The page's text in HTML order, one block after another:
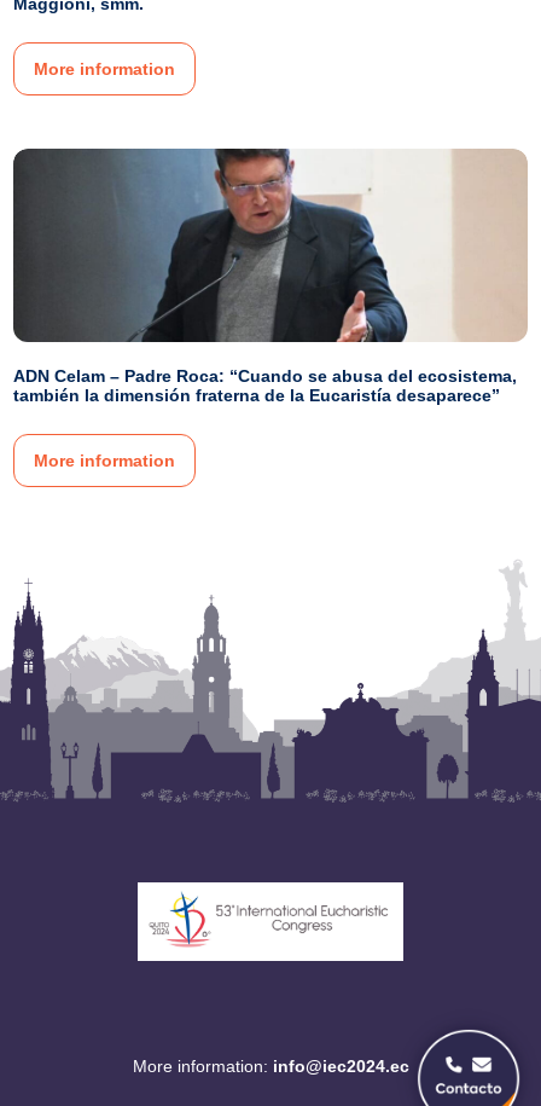
More information
ADN Celam – Padre Roca: “Cuando se abusa del ecosistema,
también la dimensión fraterna de la Eucaristía desaparece”
More information
More information: info@iec2024.ec